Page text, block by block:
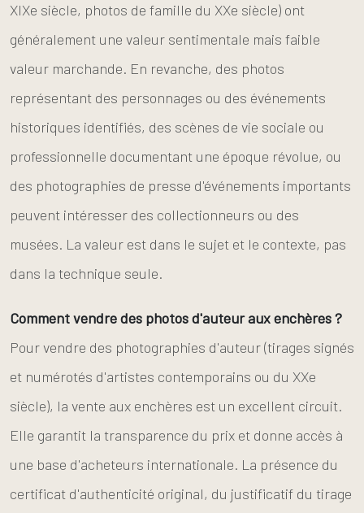
XIXe siècle, photos de famille du XXe siècle) ont
généralement une valeur sentimentale mais faible
valeur marchande. En revanche, des photos
représentant des personnages ou des événements
historiques identifiés, des scènes de vie sociale ou
professionnelle documentant une époque révolue, ou
des photographies de presse d'événements importants
peuvent intéresser des collectionneurs ou des
musées. La valeur est dans le sujet et le contexte, pas
dans la technique seule.
Comment vendre des photos d'auteur aux enchères ?
Pour vendre des photographies d'auteur (tirages signés
et numérotés d'artistes contemporains ou du XXe
siècle), la vente aux enchères est un excellent circuit.
Elle garantit la transparence du prix et donne accès à
une base d'acheteurs internationale. La présence du
certificat d'authenticité original, du justificatif du tirage